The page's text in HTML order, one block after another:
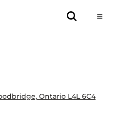
Ontario L4L 6C4